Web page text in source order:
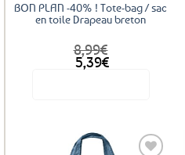
BON PLAN -40% ! Tote-bag / sac
en toile Drapeau breton
8,99€
Le
prix
5,39€
Le
prix